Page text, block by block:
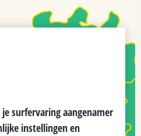
surfervaring aangenamer
instellingen en